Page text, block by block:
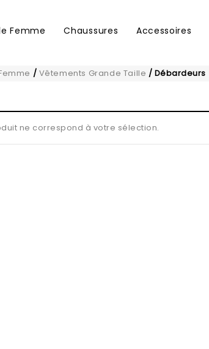
Femme Chaussures Accessoires
/ Vêtements Grande Taille / Débardeurs
ne correspond à votre sélection.